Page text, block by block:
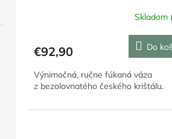
Skladom
€92,90 Do
Výnimočná, ručne fúkaná váza
z bezolovnatého českého krištáľu.